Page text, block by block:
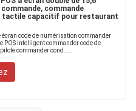
commande
tactile capacitif pour restaurant
code de numérisation commander
POS intelligent commander code de
commander cond.....